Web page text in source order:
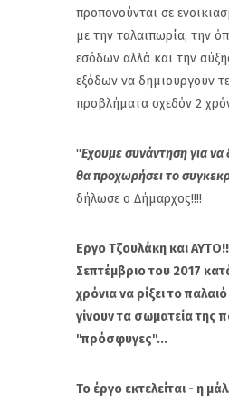
προπονούνται σε
με την ταλαιπωρία, την
εσόδων αλλά και την
εξόδων να δημιουργούν
προβλήματα σχεδόν 2
''Εχουμε συνάντηση για
θα προχωρήσει το
δήλωσε ο Δήμαρχος!!!!
Εργο Τζουλάκη και
Σεπτέμβριο του 2017
χρόνια να ρίξει το
γίνουν τα σωματεία της
''πρόσφυγες''...
Το έργο εκτελείται - η